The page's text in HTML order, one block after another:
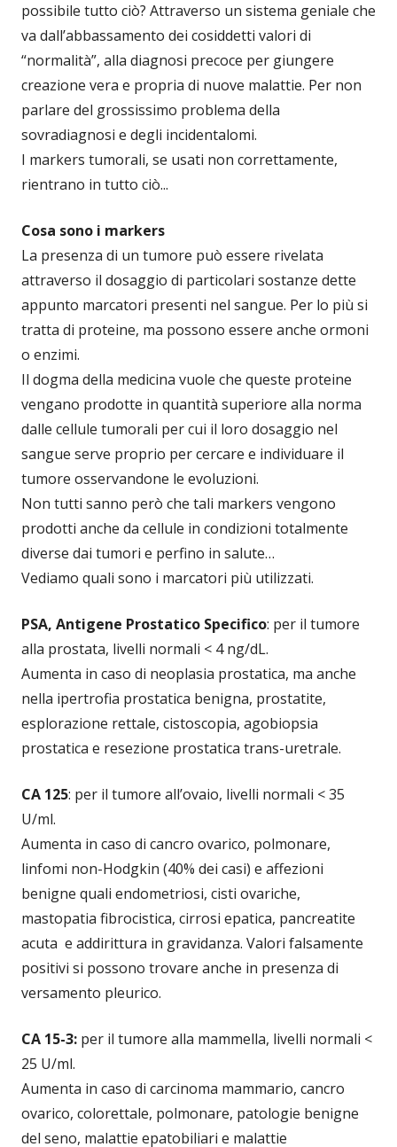
possibile tutto ciò? Attraverso un sistema geniale che
va dall’abbassamento dei cosiddetti valori di
“normalità”, alla diagnosi precoce per giungere
creazione vera e propria di nuove malattie. Per non
parlare del grossissimo problema della
sovradiagnosi e degli incidentalomi.
I markers tumorali, se usati non correttamente,
rientrano in tutto ciò...
Cosa sono i markers
La presenza di un tumore può essere rivelata
attraverso il dosaggio di particolari sostanze dette
appunto marcatori presenti nel sangue. Per lo più si
tratta di proteine, ma possono essere anche ormoni
o enzimi.
Il dogma della medicina vuole che queste proteine
vengano prodotte in quantità superiore alla norma
dalle cellule tumorali per cui il loro dosaggio nel
sangue serve proprio per cercare e individuare il
tumore osservandone le evoluzioni.
Non tutti sanno però che tali markers vengono
prodotti anche da cellule in condizioni totalmente
diverse dai tumori e perfino in salute…
Vediamo quali sono i marcatori più utilizzati.
PSA, Antigene Prostatico Specifico: per il tumore
alla prostata, livelli normali < 4 ng/dL.
Aumenta in caso di neoplasia prostatica, ma anche
nella ipertrofia prostatica benigna, prostatite,
esplorazione rettale, cistoscopia, agobiopsia
prostatica e resezione prostatica trans-uretrale.
CA 125: per il tumore all’ovaio, livelli normali < 35
U/ml.
Aumenta in caso di cancro ovarico, polmonare,
linfomi non-Hodgkin (40% dei casi) e affezioni
benigne quali endometriosi, cisti ovariche,
mastopatia fibrocistica, cirrosi epatica, pancreatite
acuta e addirittura in gravidanza. Valori falsamente
positivi si possono trovare anche in presenza di
versamento pleurico.
CA 15-3: per il tumore alla mammella, livelli normali <
25 U/ml.
Aumenta in caso di carcinoma mammario, cancro
ovarico, colorettale, polmonare, patologie benigne
del seno, malattie epatobiliari e malattie